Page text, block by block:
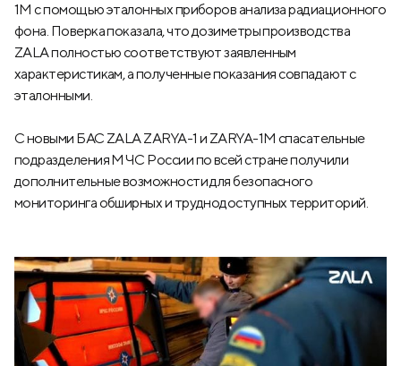
1М с помощью эталонных приборов анализа радиационного
фона. Поверка показала, что дозиметры производства
ZALA полностью соответствуют заявленным
характеристикам, а полученные показания совпадают с
эталонными.
С новыми БАС ZALA ZARYA-1 и ZARYA-1М спасательные
подразделения МЧС России по всей стране получили
дополнительные возможности для безопасного
мониторинга обширных и труднодоступных территорий.